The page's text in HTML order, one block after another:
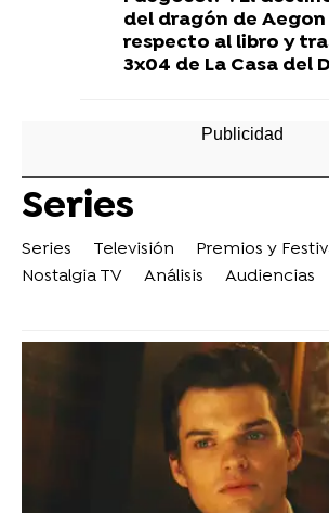
del dragón de Aegon
respecto al libro y
3x04 de La Casa del
Series
Series Televisión Premios y
Nostalgia TV
Análisis Audiencias